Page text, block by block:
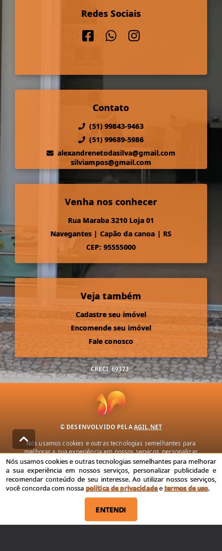
Redes Sociais
Contato
(51) 99843-9463
(51) 99689-5986
alexandrenetodasilva@gmail.com
silviampos@gmail.com
Venha nos conhecer
Rua Maraba 3210 Loja 01
Navegantes | Capão da canoa | RS
CEP: 95555000
Veja também
Cadastre seu imóvel
Encomende seu imóvel
Fale conosco
CRECI 69373
© DESENVOLVIDO PELAAGIL.NET
Nós usamos cookies e outras tecnologias semelhantes para
melhorar a sua experiência em nossos serviços, personalizar
publicidade e recomendar conteúdo de seu interesse. Ao utilizar
nossos serviços, você concorda com nossa política de privacidade e
termos de uso.
Política de Privacidade Termos de uso
Nós usamos cookies e outras tecnologias semelhantes para melhorar
a sua experiência em nossos serviços, personalizar publicidade e
recomendar conteúdo de seu interesse. Ao utilizar nossos serviços,
você concorda com nossa política de privacidadeetermos de uso.
ENTENDI